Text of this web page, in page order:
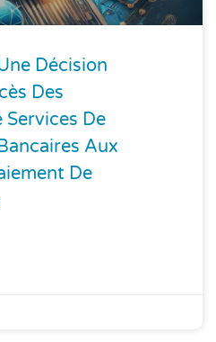
Décision
Des
Services De
Aux
De